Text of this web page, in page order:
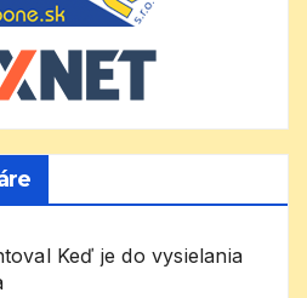
Keď je do vysielania